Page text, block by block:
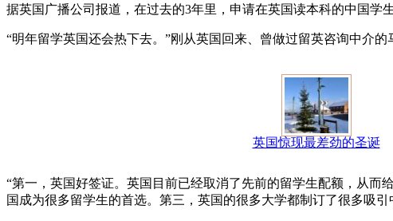
据英国广播公司报道，在过去的3年里，申请在英国读本科的中国学
“明年留学英国还会热下去。”刚从英国回来、曾做过留英咨询中介的
英国惊现最差劲的圣诞
“第一，英国好签证。英国目前已经取消了先前的留学生配额，从
国成为很多留学生的首选。第三，英国的很多大学都制订了很多吸